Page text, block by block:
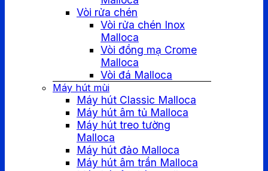
Vòi rửa chén
Vòi rửa chén Inox
Malloca
Vòi đồng mạ Crome
Malloca
Vòi đá Malloca
Máy hút mùi
Máy hút Classic Malloca
Máy hút âm tủ Malloca
Máy hút treo tường
Malloca
Máy hút đảo Malloca
Máy hút âm trần Malloca